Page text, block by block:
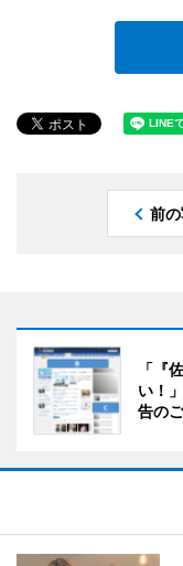
前
「『
い！
告の